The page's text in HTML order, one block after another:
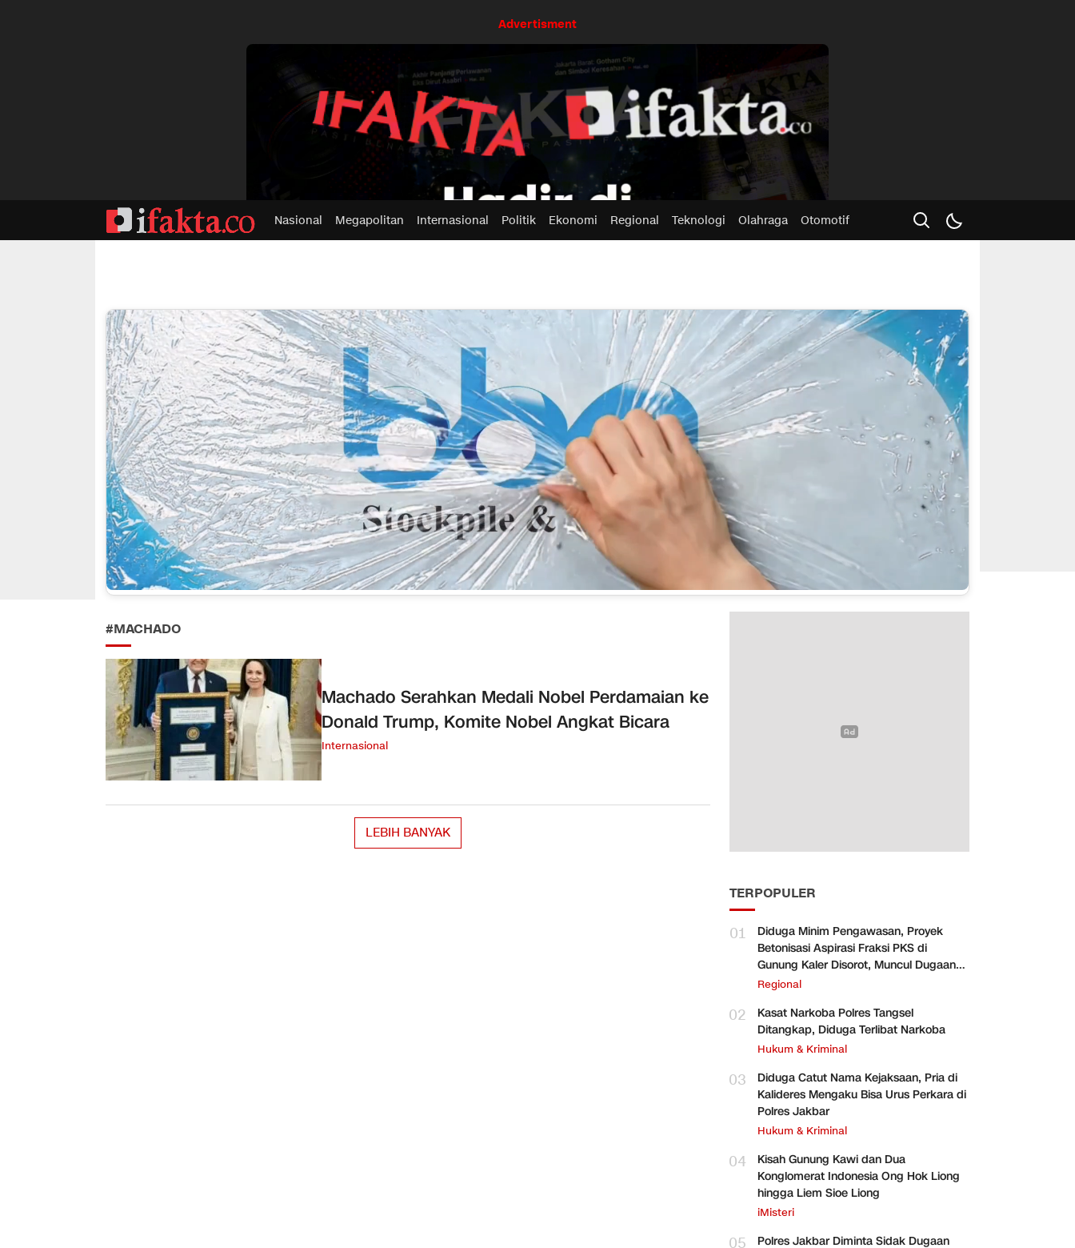
Advertisment
Nasional Megapolitan Internasional Politik Ekonomi Regional Teknologi Olahraga Otomotif
#MACHADO
Machado Serahkan Medali Nobel Perdamaian ke
Donald Trump, Komite Nobel Angkat Bicara
Internasional
LEBIH BANYAK
TERPOPULER
01
Diduga Minim Pengawasan, Proyek
Betonisasi Aspirasi Fraksi PKS di
Gunung Kaler Disorot, Muncul Dugaan
Pengurangan Volume
Regional
02
Kasat Narkoba Polres Tangsel
Ditangkap, Diduga Terlibat Narkoba
Hukum & Kriminal
03
Diduga Catut Nama Kejaksaan, Pria di
Kalideres Mengaku Bisa Urus Perkara di
Polres Jakbar
Hukum & Kriminal
04
Kisah Gunung Kawi dan Dua
Konglomerat Indonesia Ong Hok Liong
hingga Liem Sioe Liong
iMisteri
05
Polres Jakbar Diminta Sidak Dugaan